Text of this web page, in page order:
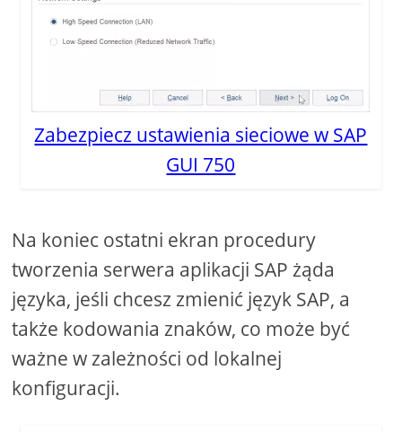
Zabezpiecz ustawienia sieciowe w SAP
GUI 750
Na koniec ostatni ekran procedury
tworzenia serwera aplikacji SAP żąda
języka, jeśli chcesz zmienić język SAP, a
także kodowania znaków, co może być
ważne w zależności od lokalnej
konfiguracji.